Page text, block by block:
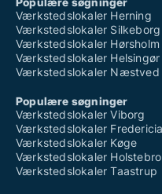
Værkstedslokaler Herning
Værkstedslokaler Silkeborg
Værkstedslokaler Hørsholm
Værkstedslokaler Helsingør
Værkstedslokaler Næstved
Populære søgninger
Værkstedslokaler Viborg
Værkstedslokaler Fredericia
Værkstedslokaler Køge
Værkstedslokaler Holstebro
Værkstedslokaler Taastrup